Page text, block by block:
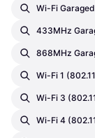
Wi-Fi
433MHz
868MHz
Wi-Fi 1
Wi-Fi 3
Wi-Fi 4